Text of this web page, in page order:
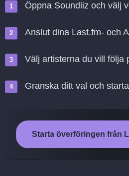
Öppna Soundiiz och välj
Anslut dina Last.fm- och
Välj artisterna du vill följa
Granska ditt val och
Starta överföringen från